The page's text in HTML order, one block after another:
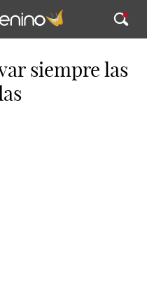
siempre las